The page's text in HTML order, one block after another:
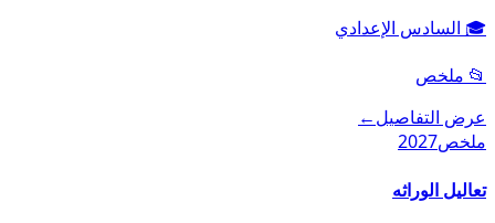
🎓 السادس الإعدادي
📂 ملخص
عرض التفاصيل←
ملخص2027
تعاليل الوراثه